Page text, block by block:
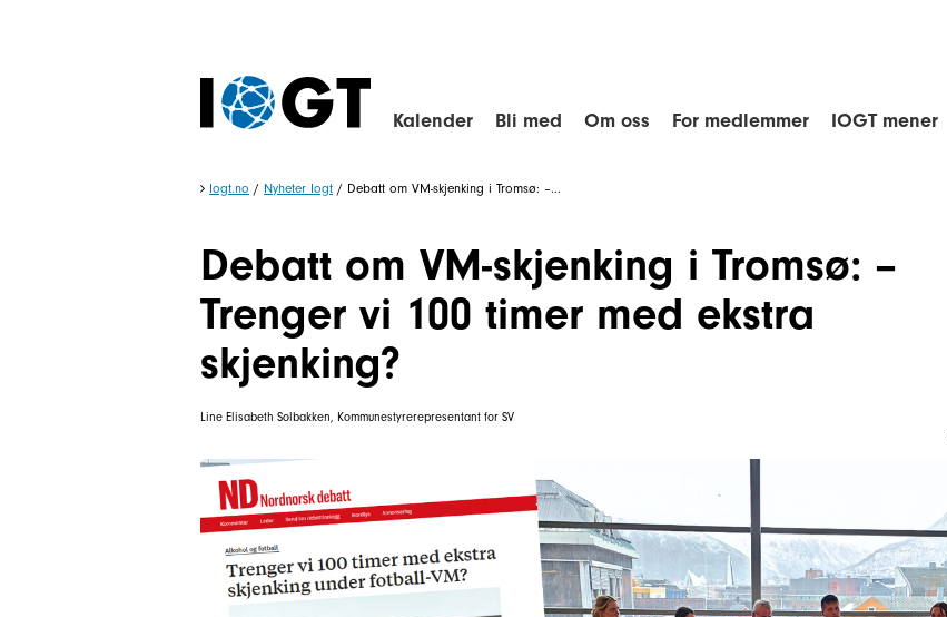
Kalender Bli med Om oss For medlemmer IOGT mener
Iogt.no / Nyheter Iogt / Debatt om VM-skjenking i Tromsø: –...
Debatt om VM-skjenking i Tromsø: –
Trenger vi 100 timer med ekstra
skjenking?
Line Elisabeth Solbakken, Kommunestyrerepresentant for SV